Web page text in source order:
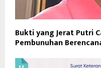
Bukti yang Jerat Putri
Pembunuhan